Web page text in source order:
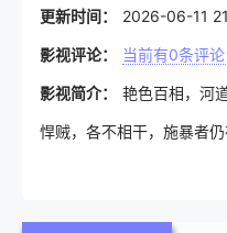
更新时间： 2026-06-11
影视评论： 当前有0条评论
影视简介： 艳色百相，河
悍贼，各不相干‌，施暴者
风捉影。刑警楚风追查命